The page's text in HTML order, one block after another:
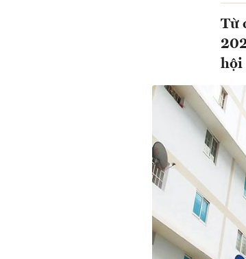
Từ
hội